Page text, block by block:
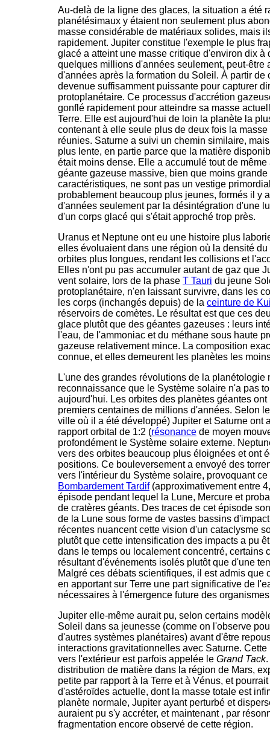
Au-delà de la ligne des glaces, la situation a été
planétésimaux y étaient non seulement plus
masse considérable de matériaux solides, mais
rapidement. Jupiter constitue l'exemple le plus
glacé a atteint une masse critique d'environ dix à
quelques millions d'années seulement, peut-être
d'années après la formation du Soleil. À partir de
devenue suffisamment puissante pour capturer
protoplanétaire. Ce processus d'accrétion
gonflé rapidement pour atteindre sa masse
Terre. Elle est aujourd'hui de loin la planète la
contenant à elle seule plus de deux fois la
réunies. Saturne a suivi un chemin similaire,
plus lente, en partie parce que la matière
était moins dense. Elle a accumulé tout de
géante gazeuse massive, bien que moins
caractéristiques, ne sont pas un vestige
probablement beaucoup plus jeunes, formés il y
d'années seulement par la désintégration d'une
d'un corps glacé qui s'était approché trop près.
Uranus et Neptune ont eu une histoire plus
elles évoluaient dans une région où la densité
orbites plus longues, rendant les collisions et
Elles n'ont pu pas accumuler autant de gaz que
vent solaire, lors de la phase T Tauri du jeune
protoplanétaire, n'en laissant survivre, dans les
les corps (inchangés depuis) de la ceinture de
réservoirs de comètes. Le résultat est que ces
glace plutôt que des géantes gazeuses : leurs
l'eau, de l'ammoniac et du méthane sous haute
gazeuse relativement mince. La composition
connue, et elles demeurent les planètes les
L'une des grandes révolutions de la planétologie
reconnaissance que le Système solaire n'a pas
aujourd'hui. Les orbites des planètes géantes
premiers centaines de millions d'années. Selon
ville où il a été développé) Jupiter et Saturne ont
rapport orbital de 1:2 (résonance de moyen
profondément le Système solaire externe.
vers des orbites beaucoup plus éloignées et ont
positions. Ce bouleversement a envoyé des
vers l'intérieur du Système solaire, provoquant
Bombardement Tardif(approximativement entre
épisode pendant lequel la Lune, Mercure et
de cratères géants. Des traces de cet épisode
de la Lune sous forme de vastes bassins
récentes nuancent cette vision d'un cataclysme
plutôt que cette intensification des impacts a pu
dans le temps ou localement concentré, certains
résultant d'événements isolés plutôt que d'une
Malgré ces débats scientifiques, il est admis que
en apportant sur Terre une part significative de
nécessaires à l'émergence future des
Jupiter elle-même aurait pu, selon certains
Soleil dans sa jeunesse (comme on l'observe
d'autres systèmes planétaires) avant d'être
interactions gravitationnelles avec Saturne.
vers l'extérieur est parfois appelée le Grand Tack.
distribution de matière dans la région de Mars,
petite par rapport à la Terre et à Vénus, et
d'astéroïdes actuelle, dont la masse totale est
planète normale, Jupiter ayant perturbé et
auraient pu s'y accréter, et maintenant , par
fragmentation encore observé de cette région.